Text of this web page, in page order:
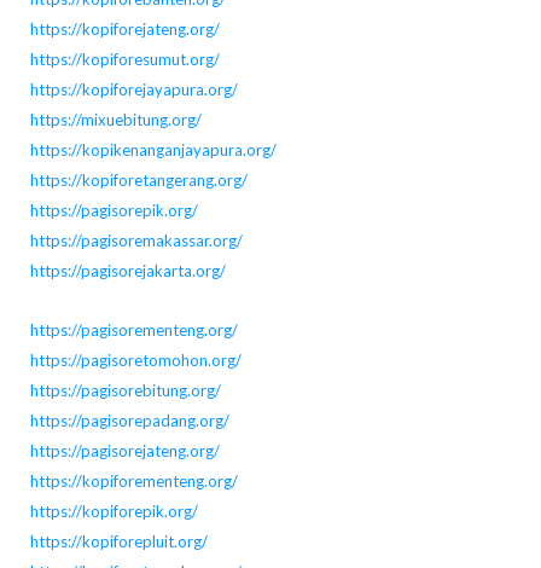
https://kopiforejateng.org/
https://kopiforesumut.org/
https://kopiforejayapura.org/
https://mixuebitung.org/
https://kopikenanganjayapura.org/
https://kopiforetangerang.org/
https://pagisorepik.org/
https://pagisoremakassar.org/
https://pagisorejakarta.org/
https://pagisorementeng.org/
https://pagisoretomohon.org/
https://pagisorebitung.org/
https://pagisorepadang.org/
https://pagisorejateng.org/
https://kopiforementeng.org/
https://kopiforepik.org/
https://kopiforepluit.org/